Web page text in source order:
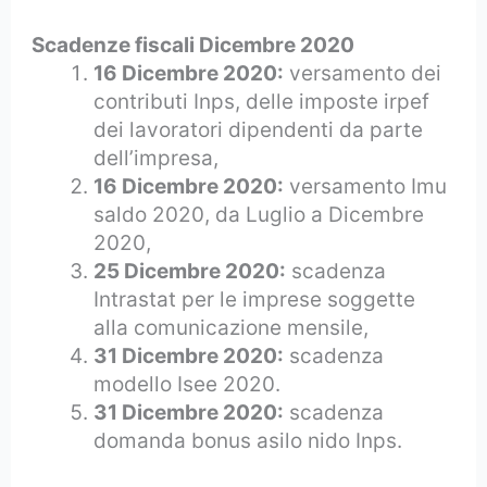
Scadenze fiscali Dicembre 2020
16 Dicembre 2020: versamento dei
contributi Inps, delle imposte irpef
dei lavoratori dipendenti da parte
dell’impresa,
16 Dicembre 2020: versamento Imu
saldo 2020, da Luglio a Dicembre
2020,
25 Dicembre 2020: scadenza
Intrastat per le imprese soggette
alla comunicazione mensile,
31 Dicembre 2020: scadenza
modello Isee 2020.
31 Dicembre 2020: scadenza
domanda bonus asilo nido Inps.